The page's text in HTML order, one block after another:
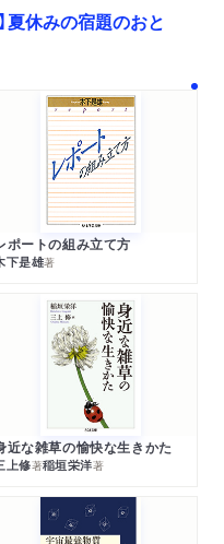
休みの宿題のおと
ポートの組み立て方
下是雄著
近な雑草の愉快な生きかた
上修著稲垣栄洋著